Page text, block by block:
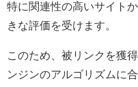
特に関連性の高いサイト
きな評価を受けます。
このため、被リンクを獲
ンジンのアルゴリズムに